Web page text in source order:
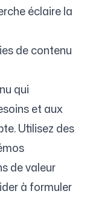
éclaire la
de contenu
qui
et aux
Utilisez des
de valeur
à formuler